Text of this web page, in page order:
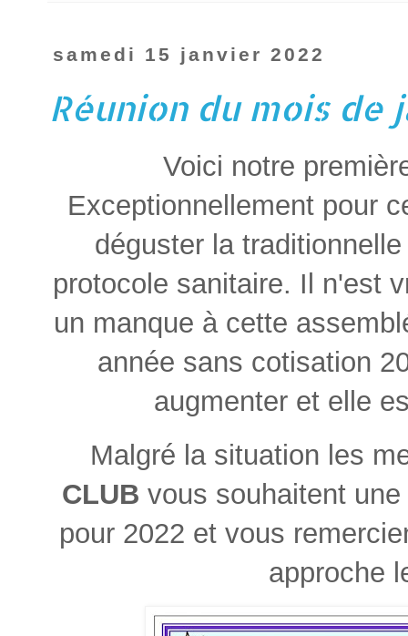
samedi 15 janvier 2022
Réunion du mois de
Voici notre
Exceptionnellement pour
déguster la
protocole sanitaire. Il n'est
un manque à cette
année sans cotisation
augmenter et elle
Malgré la situation les
CLUB vous souhaitent
pour 2022 et vous
approche